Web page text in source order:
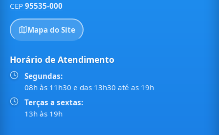
CEP 95535-000
Mapa do Site
Horário de Atendimento
Segundas:
08h às 11h30 e das 13h30 até as 19h
Terças a sextas:
13h às 19h